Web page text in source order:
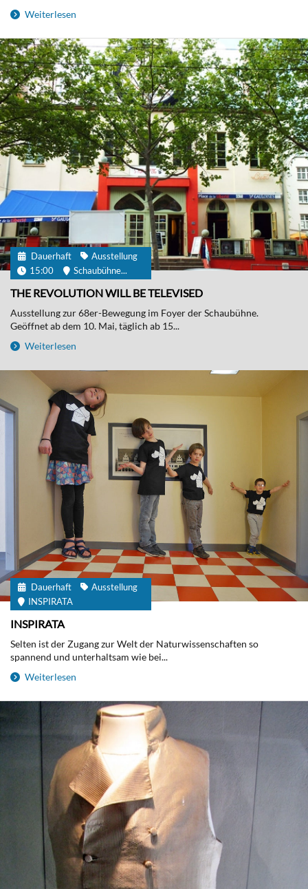
Weiterlesen
Dauerhaft
Ausstellung
15:00
Schaubühne...
THE REVOLUTION WILL BE TELEVISED
Ausstellung zur 68er-Bewegung im Foyer der Schaubühne.
Geöffnet ab dem 10. Mai, täglich ab 15...
Weiterlesen
Dauerhaft
Ausstellung
INSPIRATA
INSPIRATA
Selten ist der Zugang zur Welt der Naturwissenschaften so
spannend und unterhaltsam wie bei...
Weiterlesen